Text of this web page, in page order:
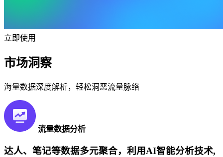
立即使用
市场洞察
海量数据深度解析，轻松洞恶流量脉络
流量数据分析
达人、笔记等数据多元聚合，利用AI智能分析技术,